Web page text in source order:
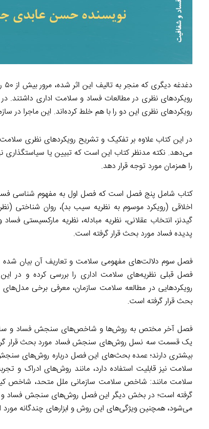
رویکردهای نظری در مطالعات فساد و سلامت اداری داشتند.
رویکردهای نظری این دو را با هم خلط کرده‌اند. این ماجرا در
در این کتاب علاوه بر تفکیک و تشریح رویکردهای نظری
می‌دهد. نکته مدنظر کتاب این است که تبیین یا سیاستگذاری
را همزمان مورد توجه قرار دهد.
کتاب شامل پنج فصل است که فصل اول به مفهوم شناسی
اخلاقی (رویکرد موسوم به نظریه سیب بد)، روان شناختی
گیدنز، انتخاب عقلانی، نظریه مبادله، نظریه مارکسیستی
پدیده فساد مورد بحث قرار گرفته است.
فصل سوم دلالت‌های مفهومی سلامت و تعاریف آن بیان
فصل قبلی نظریه‌های سلامت اداری را بررسی کرده و در
رویکردهایی در مطالعه سلامت سازمان، معرفی برخی
بحث قرار گرفته است.
فصل آخر مختص به روش‌ها و شاخص‌های سنجش فساد و
یک قسمت سه نسل روش‌های سنجش فساد مورد بحث قرار
بیشتری دارند؛ عمده بحث‌های این فصل درباره روش‌های
سلامت نیز قابلیت استفاده دارد، مانند روش‌های
سلامت مانند: شاخص سلامت سازمانی ملل متحد، شاخص
گرفته است؛ در بخش دیگر این فصل روش‌های سنجش فساد و
می‌شود، همچنین ویژگی‌های این روش و ابزارهای چندگانه